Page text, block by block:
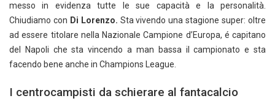
messo in evidenza tutte le sue capacità e la personalità.
Chiudiamo con Di Lorenzo. Sta vivendo una stagione super: oltre
ad essere titolare nella Nazionale Campione d’Europa, é capitano
del Napoli che sta vincendo a man bassa il campionato e sta
facendo bene anche in Champions League.
I centrocampisti da schierare al fantacalcio